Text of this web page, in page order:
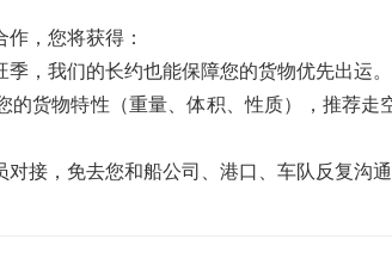
，您将获得：
，我们的长约也能保障您的货物优先出运。
的货物特性（重量、体积、性质），推荐
接，免去您和船公司、港口、车队反复沟通